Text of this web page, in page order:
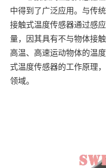
中得到了广泛应用。与传
接触式温度传感器通过感
量，因其具有不与物体接
高温、高速运动物体的温
式温度传感器的工作原理
领域。